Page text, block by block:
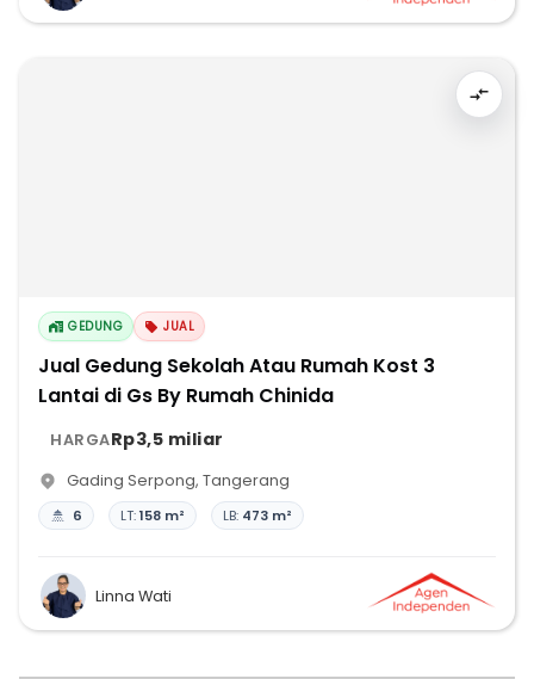
GEDUNG JUAL
Jual Gedung Sekolah Atau Rumah Kost 3
Lantai di Gs By Rumah Chinida
HARGARp3,5 miliar
Gading Serpong, Tangerang
6 LT:158 m² LB: 473 m²
Linna Wati